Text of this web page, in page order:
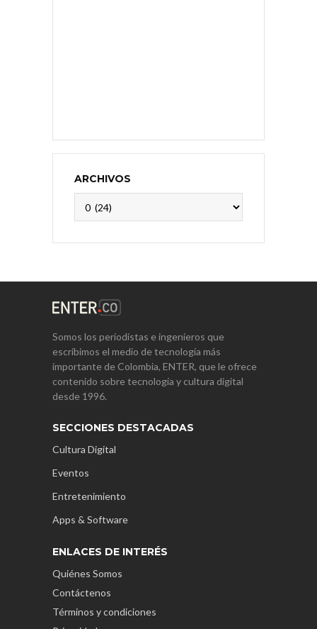
ARCHIVOS
Somos los periodistas e ingenieros que
escribimos el medio de tecnología más
importante de Colombia, ENTER, que le ofrece
contenido sobre tecnología y cultura digital
desde 1996.
SECCIONES DESTACADAS
Cultura Digital
Eventos
Entretenimiento
Apps & Software
ENLACES DE INTERÉS
Quiénes Somos
Contáctenos
Términos y condiciones